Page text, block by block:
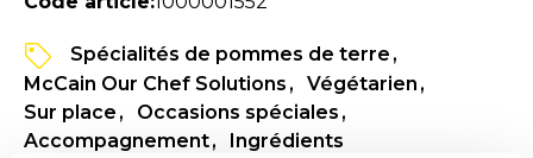
Spécialités de pommes de terre
McCain Our Chef Solutions
Végétarien
Sur place
Occasions spéciales
Accompagnement
Ingrédients